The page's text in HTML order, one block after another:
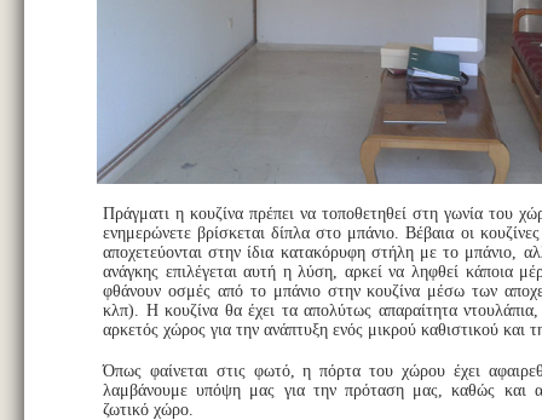
Πράγματι η κουζίνα πρέπει να τοποθετηθεί στη γωνία του
ενημερώνετε βρίσκεται δίπλα στο μπάνιο. Βέβαια οι
αποχετεύονται στην ίδια κατακόρυφη στήλη με το μπάνιο,
ανάγκης επιλέγεται αυτή η λύση, αρκεί να ληφθεί κάποια
φθάνουν οσμές από το μπάνιο στην κουζίνα μέσω των
κλπ). Η κουζίνα θα έχει τα απολύτως απαραίτητα
αρκετός χώρος για την ανάπτυξη ενός μικρού καθιστικού και
Όπως φαίνεται στις φωτό, η πόρτα του χώρου έχει
λαμβάνουμε υπόψη μας για την πρόταση μας, καθώς και
ζωτικό χώρο.